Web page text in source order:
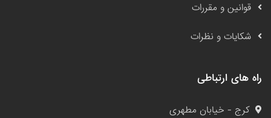
قوانین و مقررات
شکایات و نظرات
راه های ارتباطی
کرج - خیابان مطهری